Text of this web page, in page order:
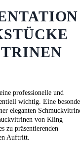
professionelle und
wichtig. Eine
eleganten
von Kling
zu präsentierenden
Auftritt.